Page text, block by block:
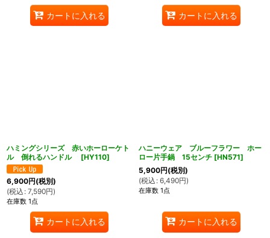
カートに入れる カートに入れる
ハミングシリーズ 赤いホーローケト
ル 倒れるハンドル
[HY110]
6,900円(税別)
(税込 : 7,590円)
在庫数 1点
カートに入れる
ハニーウェア ブルーフラワー ホー
ロー片手鍋 15センチ [HN571]
5,900円(税別)
(税込 : 6,490円)
在庫数 1点
カートに入れる